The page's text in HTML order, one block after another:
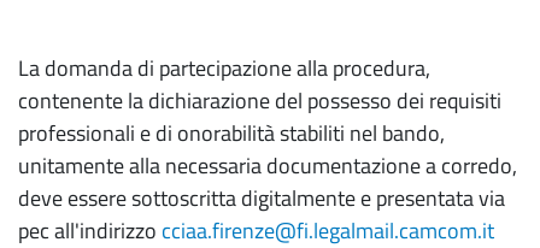
La domanda di partecipazione alla procedura,
contenente la dichiarazione del possesso dei requisiti
professionali e di onorabilità stabiliti nel bando,
unitamente alla necessaria documentazione a corredo,
deve essere sottoscritta digitalmente e presentata via
pec all'indirizzo cciaa.firenze@fi.legalmail.camcom.it